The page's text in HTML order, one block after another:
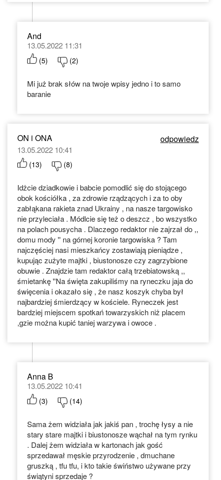
And
13.05.2022 11:31
(5) (2)
Mi już brak słów na twoje wpisy jedno i to samo
baranie
ON i ONA odpowiedz
13.05.2022 10:41
(13) (8)
Idżcie dziadkowie i babcie pomodlić się do stojącego
obok kościółka , za zdrowie rządzących i za to oby
zabłąkana rakieta znad Ukrainy , na nasze targowisko
nie przyleciała . Módlcie się też o deszcz , bo wszystko
na polach pousycha . Dlaczego redaktor nie zajrzał do ,,
domu mody '' na górnej koronie targowiska ? Tam
najczęściej nasi mieszkańcy zostawiają pieniądze ,
kupując zużyte majtki , biustonosze czy zagrzybione
obuwie . Znajdzie tam redaktor całą trzebiatowską ,,
śmietankę ''Na święta zakupiliśmy na ryneczku jaja do
święcenia i okazało się , że nasz koszyk chyba był
najbardziej śmierdzący w kościele. Ryneczek jest
bardziej miejscem spotkań towarzyskich niż placem
,gzie można kupić taniej warzywa i owoce .
Anna B
13.05.2022 10:41
(3) (14)
Sama żem widziała jak jakiś pan , trochę łysy a nie
stary stare majtki i biustonosze wąchał na tym rynku
. Dalej żem widziała w kartonach jak gość
sprzedawał męskie przyrodzenie , dmuchane
gruszką , tfu tfu, i kto takie świństwo używane przy
świątyni sprzedaje ?